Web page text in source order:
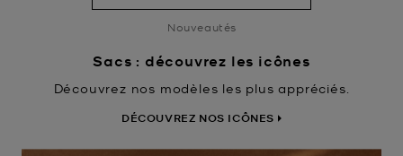
Nouveautés
Sacs : découvrez les icônes
Découvrez nos modèles les plus appréciés.
DÉCOUVREZ NOS ICÔNES